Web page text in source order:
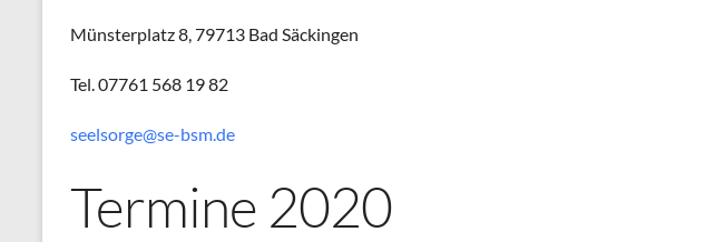
Münsterplatz 8, 79713 Bad Säckingen
Tel. 07761 568 19 82
seelsorge@se-bsm.de
Termine 2020